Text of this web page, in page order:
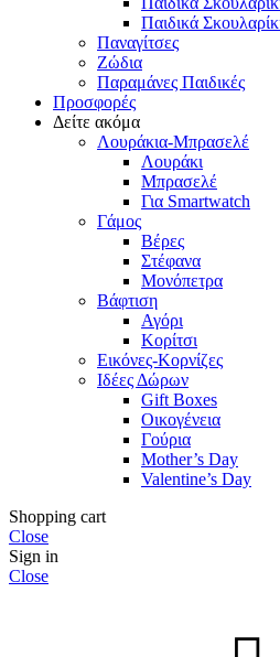
Παιδικά
Παναγίτσες
Ζώδια
Παραμάνες Παιδικές
Προσφορές
Δείτε ακόμα
Λουράκια-Μπρασελέ
Λουράκι
Μπρασελέ
Για Smartwatch
Γάμος
Βέρες
Στέφανα
Μονόπετρα
Βάφτιση
Αγόρι
Κορίτσι
Εικόνες-Κορνίζες
Ιδέες Δώρων
Gift Boxes
Οικογένεια
Γούρια
Mother’s Day
Valentine’s Day
Shopping cart
Close
Sign in
Close